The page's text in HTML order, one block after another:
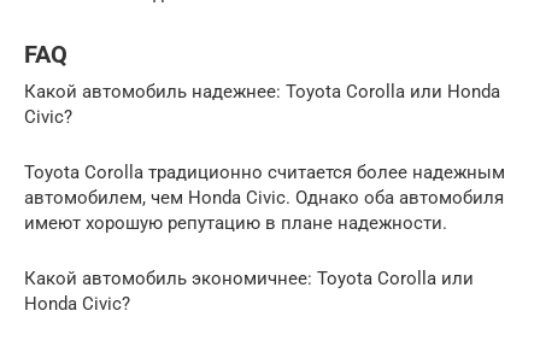
FAQ
Какой автомобиль надежнее: Toyota Corolla или Honda
Civic?
Toyota Corolla традиционно считается более надежным
автомобилем, чем Honda Civic. Однако оба автомобиля
имеют хорошую репутацию в плане надежности.
Какой автомобиль экономичнее: Toyota Corolla или
Honda Civic?